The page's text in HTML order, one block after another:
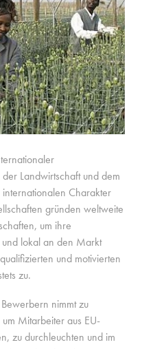
Landwirtschaft und dem
Charakter
gründen weltweite
um ihre
lokal an den Markt
und motivierten
zu.
nimmt zu
Mitarbeiter aus EU-
zu durchleuchten und im